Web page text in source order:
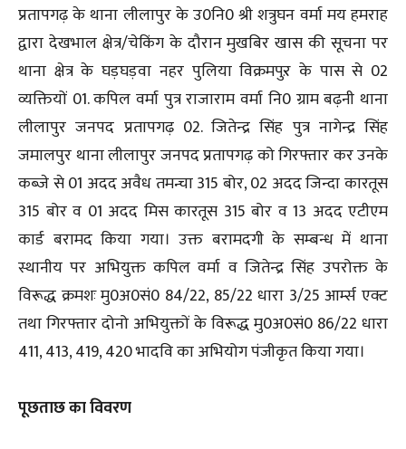
प्रतापगढ़ के थाना लीलापुर के उ0नि0 श्री शत्रुघन वर्मा मय हमराह
द्वारा देखभाल क्षेत्र/चेकिंग के दौरान मुखबिर खास की सूचना पर
थाना क्षेत्र के घड़घड़वा नहर पुलिया विक्रमपुऱ के पास से 02
व्यक्तियों 01. कपिल वर्मा पुत्र राजाराम वर्मा नि0 ग्राम बढ़नी थाना
लीलापुर जनपद प्रतापगढ़ 02. जितेन्द्र सिंह पुत्र नागेन्द्र सिंह
जमालपुर थाना लीलापुर जनपद प्रतापगढ़ को गिरफ्तार कर उनके
कब्जे से 01 अदद अवैध तमन्चा 315 बोर, 02 अदद जिन्दा कारतूस
315 बोर व 01 अदद मिस कारतूस 315 बोर व 13 अदद एटीएम
कार्ड बरामद किया गया। उक्त बरामदगी के सम्बन्ध में थाना
स्थानीय पर अभियुक्त कपिल वर्मा व जितेन्द्र सिंह उपरोक्त के
विरूद्ध क्रमशः मु0अ0सं0 84/22, 85/22 धारा 3/25 आर्म्स एक्ट
तथा गिरफ्तार दोनो अभियुक्तों के विरूद्ध मु0अ0सं0 86/22 धारा
411, 413, 419, 420 भादवि का अभियोग पंजीकृत किया गया।
पूछताछ का विवरण